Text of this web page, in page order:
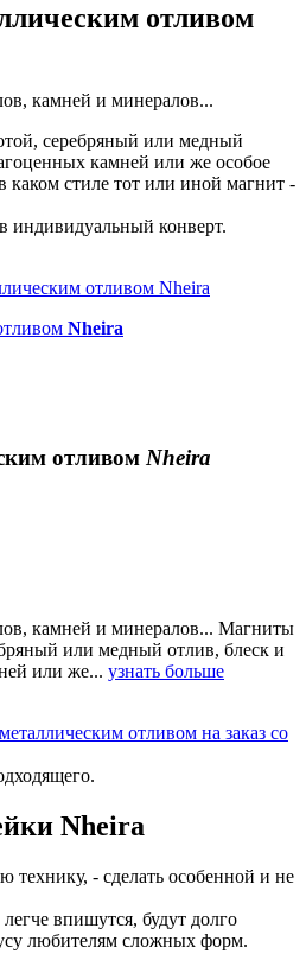
отливом
камней и минералов...
серебряный или медный
камней или же особое
каком стиле тот или иной магнит -
индивидуальный конверт.
Nheira
отливом Nheira
камней и минералов... Магниты
или медный отлив, блеск и
или же... узнать больше
отливом на заказ со
Nheira
технику, - сделать особенной и не
впишутся, будут долго
любителям сложных форм.